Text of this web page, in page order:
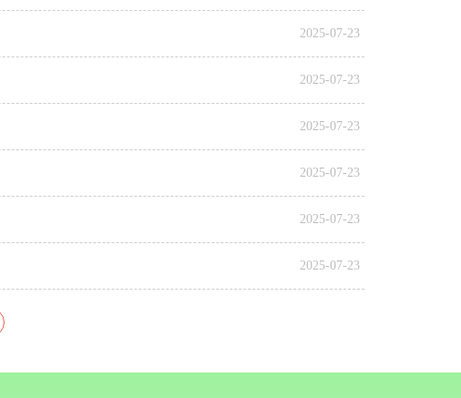
2025-07-23
2025-07-23
2025-07-23
2025-07-23
2025-07-23
2025-07-23